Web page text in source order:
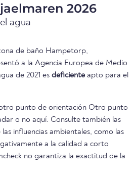
2026
agua
de baño Hampetorp,
a la Agencia Europea de Medio
de 2021 es deficiente apto para el
otro punto de orientación Otro punto
o no aquí. Consulte también las
influencias ambientales, como las
a la calidad a corto
no garantiza la exactitud de la